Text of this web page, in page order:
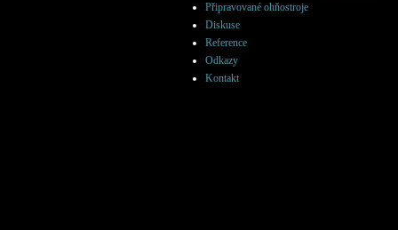
Připravované ohňostroje
Diskuse
Reference
Odkazy
Kontakt